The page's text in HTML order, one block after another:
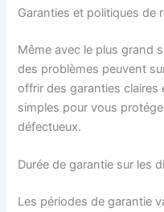
Garanties et politiques de
Même avec le plus grand
des problèmes peuvent
offrir des garanties
simples pour vous
défectueux.
Durée de garantie sur les
Les périodes de garantie